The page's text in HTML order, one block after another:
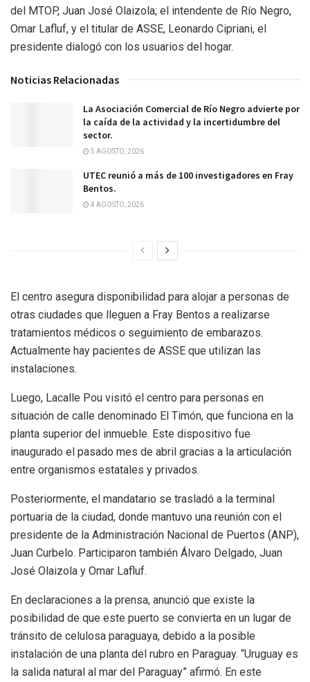
del MTOP, Juan José Olaizola; el intendente de Río Negro,
Omar Lafluf, y el titular de ASSE, Leonardo Cipriani, el
presidente dialogó con los usuarios del hogar.
Noticias Relacionadas
La Asociación Comercial de Río Negro advierte por
la caída de la actividad y la incertidumbre del
sector.
5 AGOSTO, 2026
UTEC reunió a más de 100 investigadores en Fray
Bentos.
4 AGOSTO, 2026
El centro asegura disponibilidad para alojar a personas de
otras ciudades que lleguen a Fray Bentos a realizarse
tratamientos médicos o seguimiento de embarazos.
Actualmente hay pacientes de ASSE que utilizan las
instalaciones.
Luego, Lacalle Pou visitó el centro para personas en
situación de calle denominado El Timón, que funciona en la
planta superior del inmueble. Este dispositivo fue
inaugurado el pasado mes de abril gracias a la articulación
entre organismos estatales y privados.
Posteriormente, el mandatario se trasladó a la terminal
portuaria de la ciudad, donde mantuvo una reunión con el
presidente de la Administración Nacional de Puertos (ANP),
Juan Curbelo. Participaron también Álvaro Delgado, Juan
José Olaizola y Omar Lafluf.
En declaraciones a la prensa, anunció que existe la
posibilidad de que este puerto se convierta en un lugar de
tránsito de celulosa paraguaya, debido a la posible
instalación de una planta del rubro en Paraguay. “Uruguay es
la salida natural al mar del Paraguay” afirmó. En este